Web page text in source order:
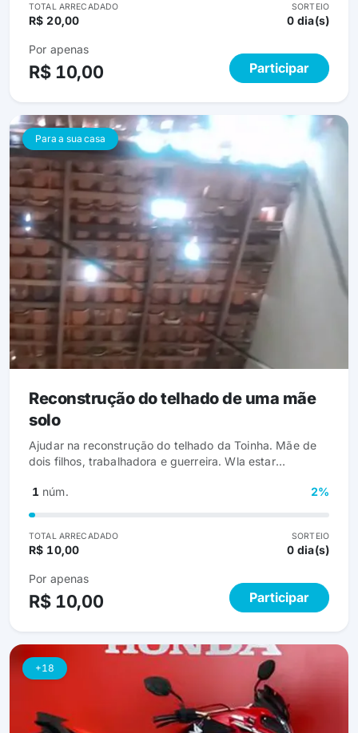
TOTAL ARRECADADO
R$ 20,00
SORTEIO
0 dia(s)
Por apenas
R$ 10,00 Participar
Para a sua casa
Reconstrução do telhado de uma mãe
solo
Ajudar na reconstrução do telhado da Toinha. Mãe de
dois filhos, trabalhadora e guerreira. Wla estar
oara trabalhar com medo do seu telhado cair devido
1 núm. 2%
TOTAL ARRECADADO
R$ 10,00
SORTEIO
0 dia(s)
Por apenas
R$ 10,00 Participar
+18